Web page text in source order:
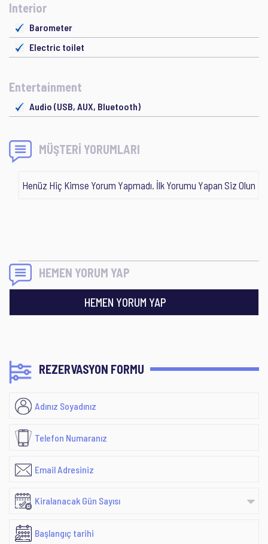
Interior
Barometer
Electric toilet
Entertainment
Audio (USB, AUX, Bluetooth)
MÜŞTERİ YORUMLARI
Henüz Hiç Kimse Yorum Yapmadı. İlk Yorumu Yapan Siz Olun
HEMEN YORUM YAP
HEMEN YORUM YAP
REZERVASYON FORMU